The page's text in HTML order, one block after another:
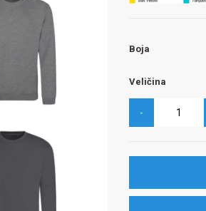
Boja
Veličina